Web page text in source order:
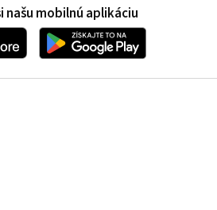
našu mobilnú aplikáciu